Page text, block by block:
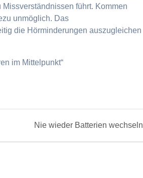
führt. Kommen
unmöglich. Das
die Hörminderungen auszugleichen
im Mittelpunkt“
Next
Nie wieder Batterien wechseln